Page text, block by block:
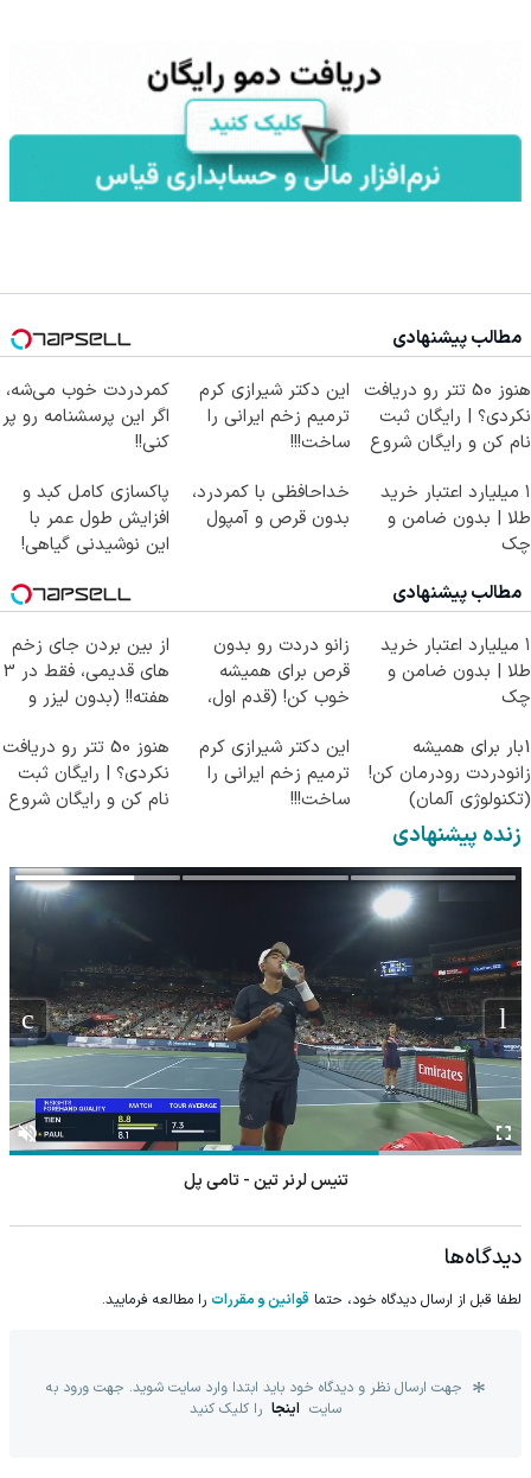
مطالب پیشنهادی
هنوز 50 تتر رو دریافت
نکردی؟ | رایگان ثبت
نام کن و رایگان شروع
این دکتر شیرازی کرم
ترمیم زخم ایرانی را
ساخت!!!
کمردردت خوب می‌شه،
اگر این پرسشنامه رو پر
کنی!!
۱ میلیارد اعتبار خرید
طلا | بدون ضامن و
چک
خداحافظی با کمردرد،
بدون قرص و آمپول
پاکسازی کامل کبد و
افزایش طول عمر با
این نوشیدنی گیاهی!
مطالب پیشنهادی
۱ میلیارد اعتبار خرید
طلا | بدون ضامن و
چک
زانو دردت رو بدون
قرص برای همیشه
خوب کن! (قدم اول،
از بین بردن جای زخم
های قدیمی، فقط در 3
هفته!! (بدون لیزر و
1بار برای همیشه
زانودردت رودرمان کن!
(تکنولوژی آلمان)
◂پرسشنامه▸
این دکتر شیرازی کرم
ترمیم زخم ایرانی را
ساخت!!!
هنوز 50 تتر رو دریافت
نکردی؟ | رایگان ثبت
نام کن و رایگان شروع
زنده پیشنهادی
تنیس لرنر تین - تامی پل
دیدگاه‌ها
لطفا قبل از ارسال دیدگاه خود، حتما قوانین و مقررات را مطالعه فرمایید.
جهت ارسال نظر و دیدگاه خود باید ابتدا وارد سایت شوید. جهت ورود به
سایت اینجا را کلیک کنید